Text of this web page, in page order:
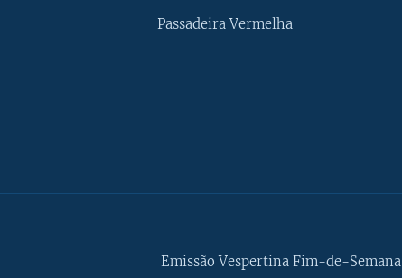
Passadeira Vermelha
Emissão Vespertina Fim-de-Semana